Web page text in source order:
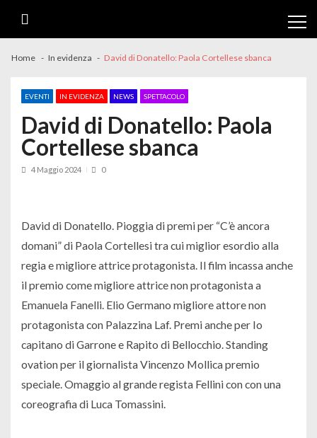
Home In evidenza David di Donatello: Paola Cortellese sbanca
EVENTI IN EVIDENZA NEWS SPETTACOLO
David di Donatello: Paola
Cortellese sbanca
4 Maggio 2024 0
David di Donatello. Pioggia di premi per “C’è ancora
domani” di Paola Cortellesi tra cui miglior esordio alla
regia e migliore attrice protagonista. Il film incassa anche
il premio come migliore attrice non protagonista a
Emanuela Fanelli. Elio Germano migliore attore non
protagonista con Palazzina Laf. Premi anche per Io
capitano di Garrone e Rapito di Bellocchio. Standing
ovation per il giornalista Vincenzo Mollica premio
speciale. Omaggio al grande regista Fellini con con una
coreografia di Luca Tomassini.